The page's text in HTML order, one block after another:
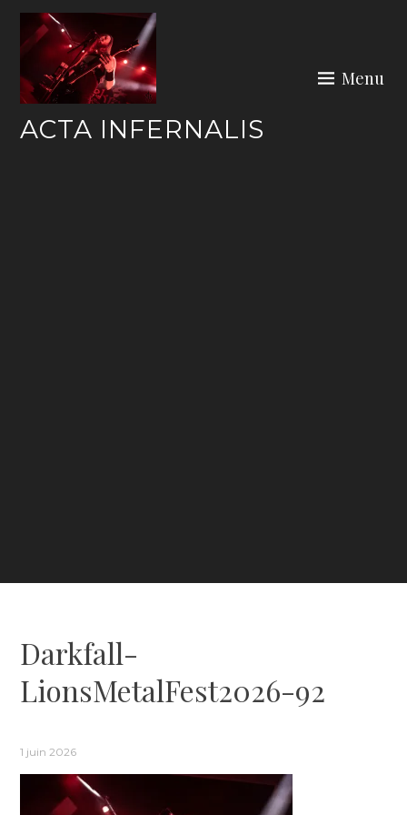
Skip
content
ACTA INFERNALIS
Menu
Darkfall-
LionsMetalFest2026-92
1 juin 2026